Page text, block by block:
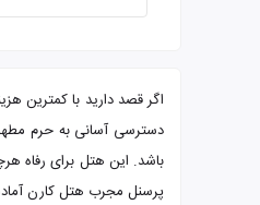
باشد. این هتل برای رفاه
پرسنل مجرب هتل کارن